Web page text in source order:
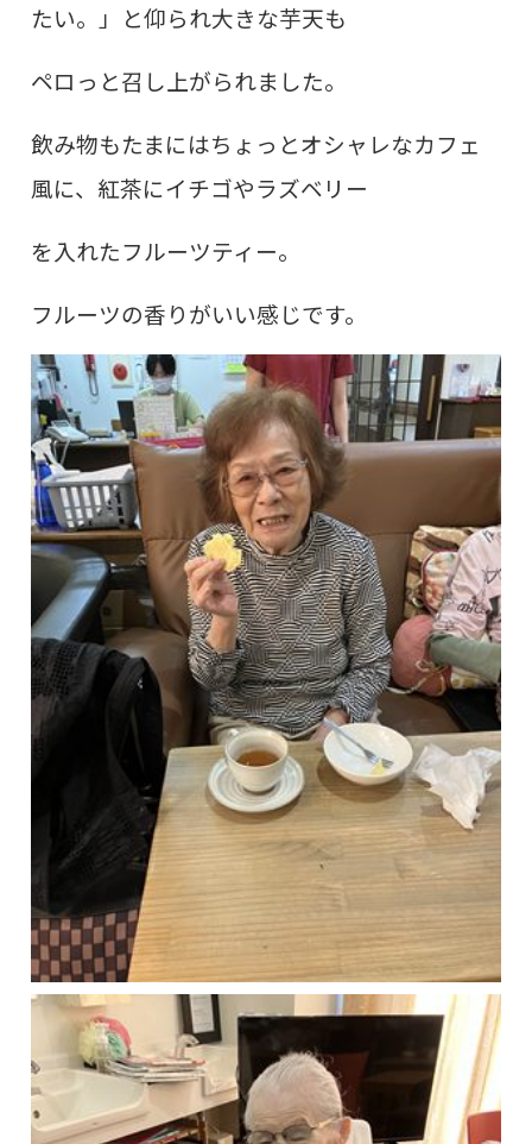
たい。」と仰られ大きな芋天も
ペロっと召し上がられました。
飲み物もたまにはちょっとオシャレなカフェ
風に、紅茶にイチゴやラズベリー
を入れたフルーツティー。
フルーツの香りがいい感じです。